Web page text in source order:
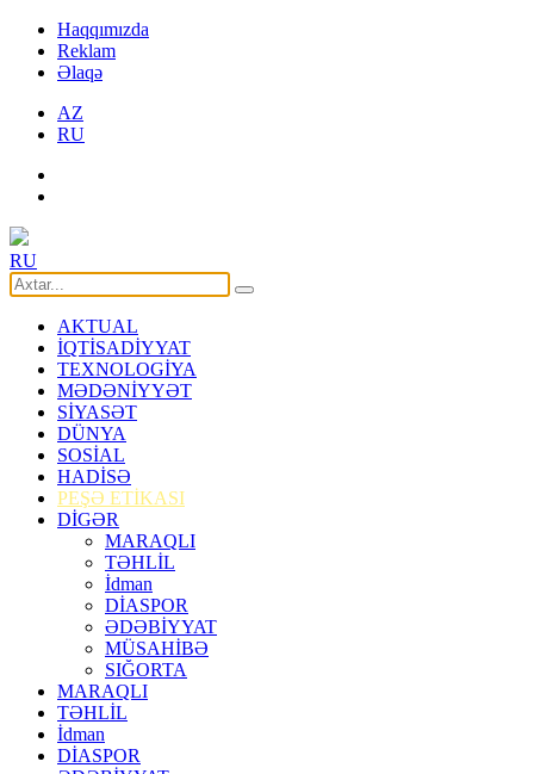
Haqqımızda
Reklam
Əlaqə
AZ
RU
RU
AKTUAL
İQTİSADİYYAT
TEXNOLOGİYA
MƏDƏNİYYƏT
SİYASƏT
DÜNYA
SOSİAL
HADİSƏ
PEŞƏ ETİKASI
DİGƏR
MARAQLI
TƏHLİL
İdman
DİASPOR
ƏDƏBİYYAT
MÜSAHİBƏ
SIĞORTA
MARAQLI
TƏHLİL
İdman
DİASPOR